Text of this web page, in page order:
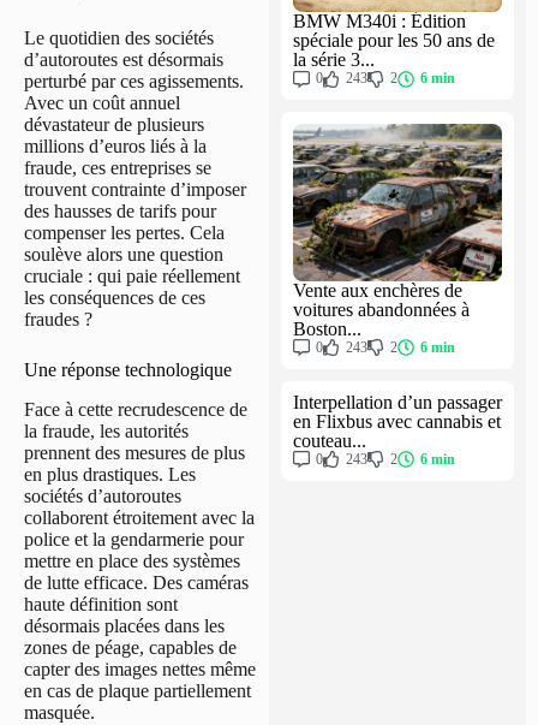
Le quotidien des sociétés
d’autoroutes est désormais
perturbé par ces agissements.
Avec un coût annuel
dévastateur de plusieurs
millions d’euros liés à la
fraude, ces entreprises se
trouvent contrainte d’imposer
des hausses de tarifs pour
compenser les pertes. Cela
soulève alors une question
cruciale : qui paie réellement
les conséquences de ces
fraudes ?
Une réponse technologique
Face à cette recrudescence de
la fraude, les autorités
prennent des mesures de plus
en plus drastiques. Les
sociétés d’autoroutes
collaborent étroitement avec la
police et la gendarmerie pour
mettre en place des systèmes
de lutte efficace. Des caméras
haute définition sont
désormais placées dans les
zones de péage, capables de
capter des images nettes même
en cas de plaque partiellement
masquée.
BMW M340i : Édition
spéciale pour les 50 ans de
la série 3...
0 243 2 6 min
Vente aux enchères de
voitures abandonnées à
Boston...
0 243 2 6 min
Interpellation d’un passager
en Flixbus avec cannabis et
couteau...
0 243 2 6 min